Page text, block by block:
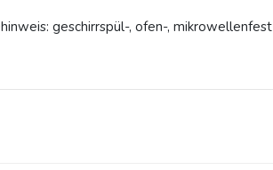
geschirrspül-, ofen-, mikrowellenfest